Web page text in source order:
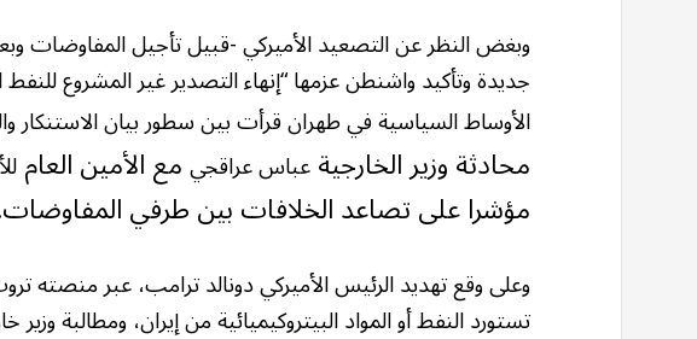
وبغض النظر عن التصعيد الأميركي -قبيل تأجيل المفاوضات
جديدة وتأكيد واشنطن عزمها “إنهاء التصدير غير المشروع للنفط
الأوساط السياسية في طهران قرأت بين سطور بيان الاستنكار
محادثة وزير الخارجيةعباس عراقجيمع الأمين العام
مؤشرا على تصاعد الخلافات بين طرفي
وعلى وقع تهديد الرئيس الأميركي دونالد ترامب، عبر منصته
تستورد النفط أو المواد البيتروكيميائية من إيران، ومطالبة